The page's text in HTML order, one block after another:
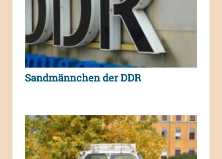
Sandmännchen der DDR